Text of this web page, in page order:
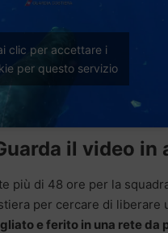
clic per accettare i
per questo servizio
il video in
più di 48 ore per la
per cercare di liberare
e ferito in una rete da